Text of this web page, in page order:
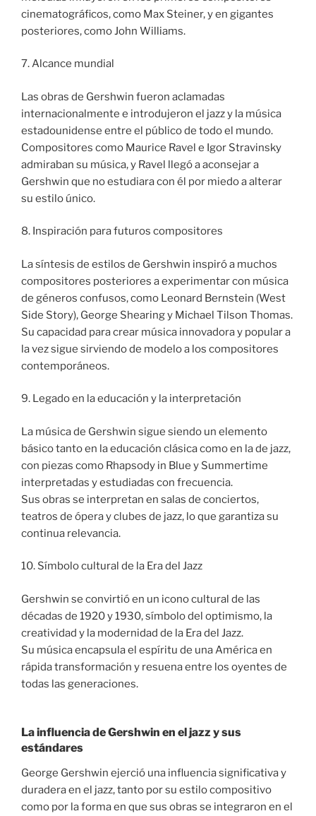
cinematográficos, como Max Steiner, y en gigantes
posteriores, como John Williams.
7. Alcance mundial
Las obras de Gershwin fueron aclamadas
internacionalmente e introdujeron el jazz y la música
estadounidense entre el público de todo el mundo.
Compositores como Maurice Ravel e Igor Stravinsky
admiraban su música, y Ravel llegó a aconsejar a
Gershwin que no estudiara con él por miedo a alterar
su estilo único.
8. Inspiración para futuros compositores
La síntesis de estilos de Gershwin inspiró a muchos
compositores posteriores a experimentar con música
de géneros confusos, como Leonard Bernstein (West
Side Story), George Shearing y Michael Tilson Thomas.
Su capacidad para crear música innovadora y popular a
la vez sigue sirviendo de modelo a los compositores
contemporáneos.
9. Legado en la educación y la interpretación
La música de Gershwin sigue siendo un elemento
básico tanto en la educación clásica como en la de jazz,
con piezas como Rhapsody in Blue y Summertime
interpretadas y estudiadas con frecuencia.
Sus obras se interpretan en salas de conciertos,
teatros de ópera y clubes de jazz, lo que garantiza su
continua relevancia.
10. Símbolo cultural de la Era del Jazz
Gershwin se convirtió en un icono cultural de las
décadas de 1920 y 1930, símbolo del optimismo, la
creatividad y la modernidad de la Era del Jazz.
Su música encapsula el espíritu de una América en
rápida transformación y resuena entre los oyentes de
todas las generaciones.
La influencia de Gershwin en el jazz y sus
estándares
George Gershwin ejerció una influencia significativa y
duradera en el jazz, tanto por su estilo compositivo
como por la forma en que sus obras se integraron en el